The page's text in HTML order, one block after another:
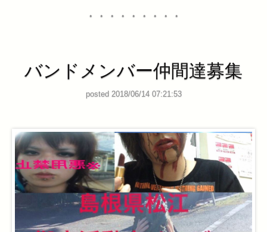
・・・・・・・・・
バンドメンバー仲間達募集
posted 2018/06/14 07:21:53